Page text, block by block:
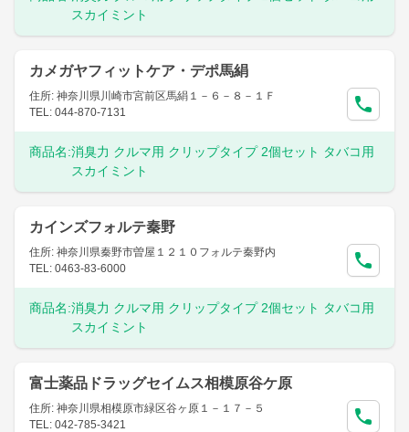
スカイミント
カメガヤフィットケア・デポ馬絹
住所: 神奈川県川崎市宮前区馬絹１－６－８－１Ｆ
TEL: 044-870-7131
商品名:消臭力 クルマ用 クリップタイプ 2個セット タバコ用
スカイミント
カインズフォルテ秦野
住所: 神奈川県秦野市曽屋１２１０フォルテ秦野内
TEL: 0463-83-6000
商品名:消臭力 クルマ用 クリップタイプ 2個セット タバコ用
スカイミント
富士薬品ドラッグセイムス相模原谷ケ原
住所: 神奈川県相模原市緑区谷ヶ原１－１７－５
TEL: 042-785-3421